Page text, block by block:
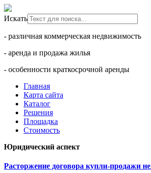
Искать
- различная коммерческая недвижимость
- аренда и продажа жилья
- особенности краткосрочной аренды
Главная
Карта сайта
Каталог
Решения
Площадка
Стоимость
Юридический аспект
Расторжение договора купли-продажи